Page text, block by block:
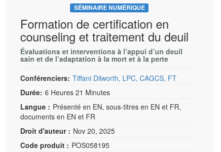
SÉMINAIRE NUMÉRIQUE
Formation de certification en
counseling et traitement du deuil
Évaluations et interventions à l’appui d’un deuil
sain et de l’adaptation à la mort et à la perte
Conférenciers: Tiffani Dilworth, LPC, CAGCS, FT
Durée: 6 Heures 21 Minutes
Langue : Présenté en EN, sous-titres en EN et FR,
documents en EN et FR
Droit d'auteur : Nov 20, 2025
Code produit : POS058195